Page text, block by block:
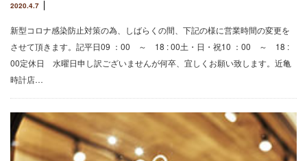
2020.4.7
新型コロナ感染防止対策の為、しばらくの間、下記の様に営業時間の変更を
させて頂きます。記平日09 ：00 ～ 18 : 00土・日・祝10 ：00 ～ 18 :
00定休日 水曜日申し訳ございませんが何卒、宜しくお願い致します。近亀
時計店…